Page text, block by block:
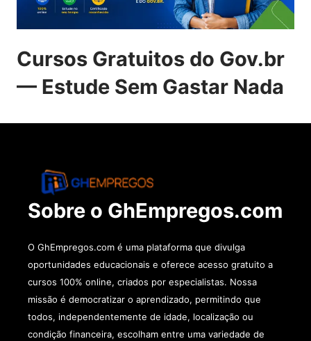
Cursos Gratuitos do Gov.br
— Estude Sem Gastar Nada
Sobre o GhEmpregos.com
O GhEmpregos.com é uma plataforma que divulga
oportunidades educacionais e oferece acesso gratuito a
cursos 100% online, criados por especialistas. Nossa
missão é democratizar o aprendizado, permitindo que
todos, independentemente de idade, localização ou
condição financeira, escolham entre uma variedade de